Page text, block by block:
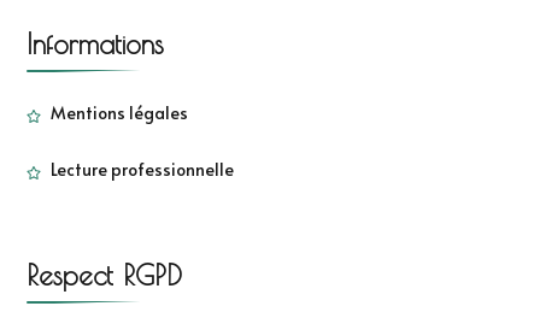
Informations
Mentions légales
Lecture professionnelle
Respect RGPD